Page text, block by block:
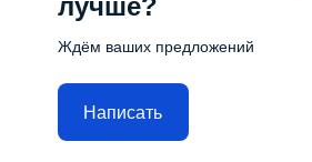
лучше?
Ждём ваших предложений
Написать